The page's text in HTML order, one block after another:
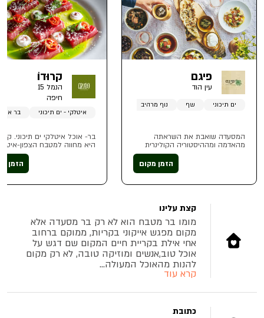
פיגם
עין הוד
ים תיכוני שף נוף מרהיב
המסעדה שואבת את השראתה
מהאדמה ומההיסטוריה הקולינרית
העשירה באזור. המטבח בהובלת
השף דן זוארץ מתבסס על חומרי גלם
מקומיים דוגמת דגים ופירות ים מחוף
ועבודה עם מגדלים אזוריים
הזמן מקום
קרוּדוֹ
הנמל 15
חיפה
איטלקי - ים תיכוני בר אוכל
בר- אוכל איטלקי ים תיכוני.
היא מחווה למטבח הצפון-
שמורכב מחומרי גלם משובחים
בצלחות קטנות מפוצצות
לצד קוקטייל קליל אפשר להגיע
מלאה
הזמן
קצת עלינו
מומו בר מטבח הוא לא רק בר מסעדה אלא
מקום מפגש אייקוני בקריות, ממוקם ברחוב
אחי אילת בקריית חיים המקום שם דגש על
אוכל טוב,אנשים ומוזיקה טובה, לא רק מקום
להנות מהאוכל המעולה...
קרא עוד
כתובת